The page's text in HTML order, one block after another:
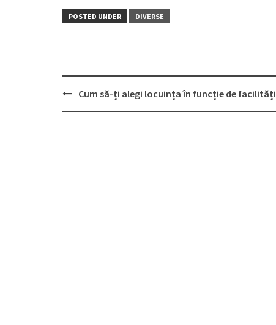
POSTED UNDER DIVERSE
PostCum să-ți alegi locuința în funcție de facilități